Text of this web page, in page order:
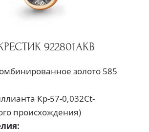
922801АКВ
золото 585
Кр-57-0,032Ct-
происхождения)